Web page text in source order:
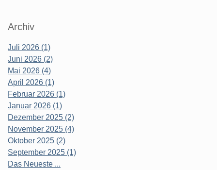
Archiv
Juli 2026 (1)
Juni 2026 (2)
Mai 2026 (4)
April 2026 (1)
Februar 2026 (1)
Januar 2026 (1)
Dezember 2025 (2)
November 2025 (4)
Oktober 2025 (2)
September 2025 (1)
Das Neueste ...